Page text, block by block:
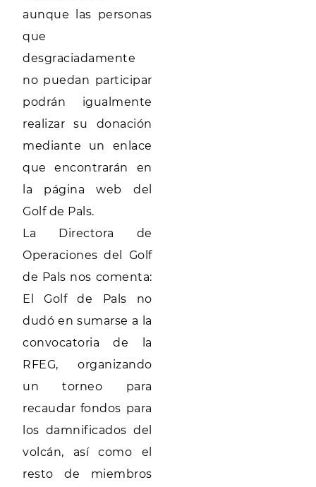
aunque las personas
que
desgraciadamente
no puedan participar
podrán igualmente
realizar su donación
mediante un enlace
que encontrarán en
la página web del
Golf de Pals.
La Directora de
Operaciones del Golf
de Pals nos comenta:
El Golf de Pals no
dudó en sumarse a la
convocatoria de la
RFEG, organizando
un torneo para
recaudar fondos para
los damnificados del
volcán, así como el
resto de miembros